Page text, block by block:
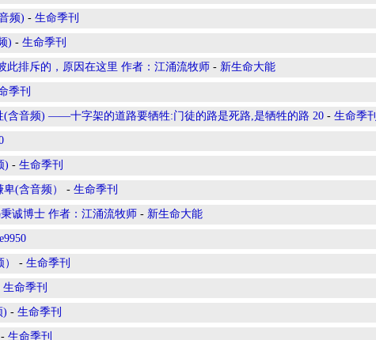
频) - 生命季刊
) - 生命季刊
此排斥的，原因在这里 作者：江涌流牧师 - 新生命大能
季刊
(含音频) ——十字架的道路要牺牲:门徒的路是死路,是牺牲的路 20 - 生命季刊
) - 生命季刊
(含音频） - 生命季刊
诚博士 作者：江涌流牧师 - 新生命大能
- 生命季刊
生命季刊
) - 生命季刊
- 生命季刊